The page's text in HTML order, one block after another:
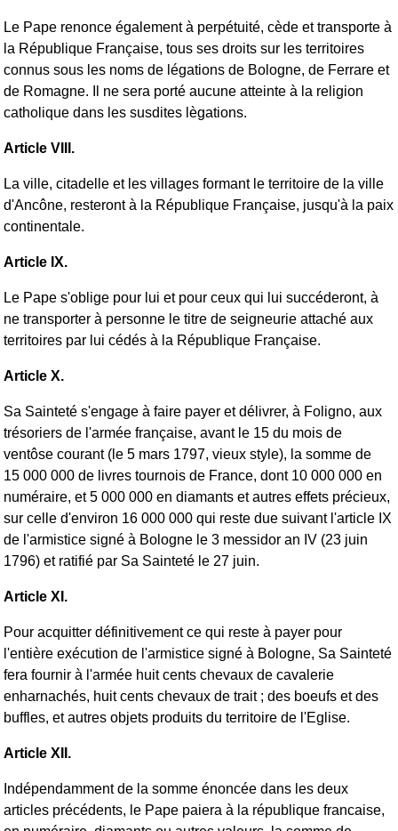
Le Pape renonce également à perpétuité, cède et transporte à
la République Française, tous ses droits sur les territoires
connus sous les noms de légations de Bologne, de Ferrare et
de Romagne. Il ne sera porté aucune atteinte à la religion
catholique dans les susdites lègations.
Article VIII.
La ville, citadelle et les villages formant le territoire de la ville
d'Ancône, resteront à la République Française, jusqu'à la paix
continentale.
Article IX.
Le Pape s'oblige pour lui et pour ceux qui lui succéderont, à
ne transporter à personne le titre de seigneurie attaché aux
territoires par lui cédés à la République Française.
Article X.
Sa Sainteté s'engage à faire payer et délivrer, à Foligno, aux
trésoriers de l'armée française, avant le 15 du mois de
ventôse courant (le 5 mars 1797, vieux style), la somme de
15 000 000 de livres tournois de France, dont 10 000 000 en
numéraire, et 5 000 000 en diamants et autres effets précieux,
sur celle d'environ 16 000 000 qui reste due suivant l'article IX
de l'armistice signé à Bologne le 3 messidor an IV (23 juin
1796) et ratifié par Sa Sainteté le 27 juin.
Article XI.
Pour acquitter définitivement ce qui reste à payer pour
l'entière exécution de l'armistice signé à Bologne, Sa Sainteté
fera fournir à l'armée huit cents chevaux de cavalerie
enharnachés, huit cents chevaux de trait ; des boeufs et des
buffles, et autres objets produits du territoire de l'Eglise.
Article XII.
Indépendamment de la somme énoncée dans les deux
articles précédents, le Pape paiera à la république francaise,